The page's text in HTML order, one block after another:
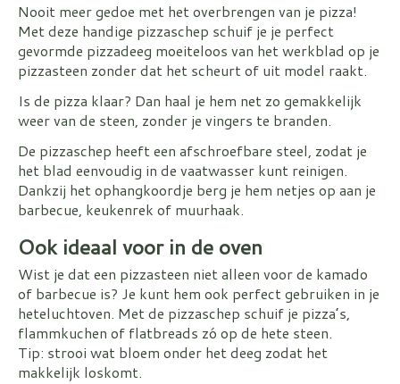
Nooit meer gedoe met het overbrengen van je pizza!
Met deze handige pizzaschep schuif je je perfect
gevormde pizzadeeg moeiteloos van het werkblad op je
pizzasteen zonder dat het scheurt of uit model raakt.
Is de pizza klaar? Dan haal je hem net zo gemakkelijk
weer van de steen, zonder je vingers te branden.
De pizzaschep heeft een afschroefbare steel, zodat je
het blad eenvoudig in de vaatwasser kunt reinigen.
Dankzij het ophangkoordje berg je hem netjes op aan je
barbecue, keukenrek of muurhaak.
Ook ideaal voor in de oven
Wist je dat een pizzasteen niet alleen voor de kamado
of barbecue is? Je kunt hem ook perfect gebruiken in je
heteluchtoven. Met de pizzaschep schuif je pizza’s,
flammkuchen of flatbreads zó op de hete steen.
Tip: strooi wat bloem onder het deeg zodat het
makkelijk loskomt.